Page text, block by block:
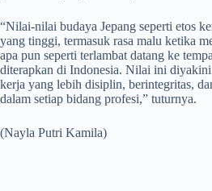
“Nilai-nilai budaya Jepang seperti etos
yang tinggi, termasuk rasa malu ketika
apa pun seperti terlambat datang ke
diterapkan di Indonesia. Nilai ini
kerja yang lebih disiplin, berintegritas,
dalam setiap bidang profesi,” tuturnya.
(Nayla Putri Kamila)